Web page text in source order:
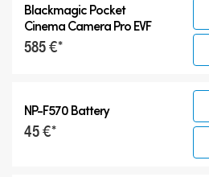
Blackmagic Pocket
Cinema Camera Pro EVF
585 €*
NP-F570 Battery
45 €*